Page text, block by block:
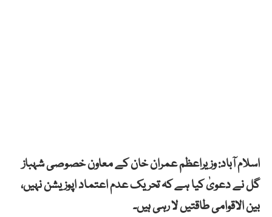
اسلام آباد: وزیراعظم عمران خان کے معاون خصوصی شہباز
گل نے دعویٰ کیا ہے کہ تحریک عدم اعتماد اپوزیشن نہیں،
بین الاقوامی طاقتیں لا رہی ہیں۔